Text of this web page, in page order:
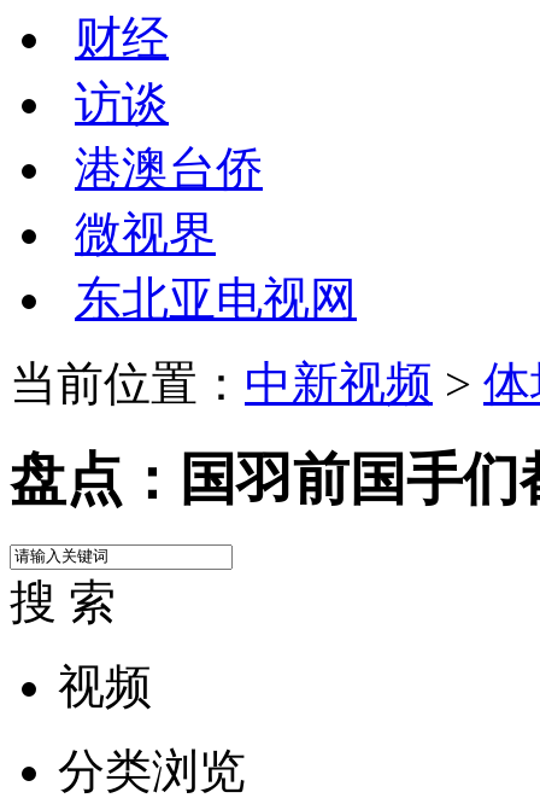
财经
访谈
港澳台侨
微视界
东北亚电视网
当前位置： 中新视频 >
盘点：国羽前国手们
搜 索
视频
分类浏览